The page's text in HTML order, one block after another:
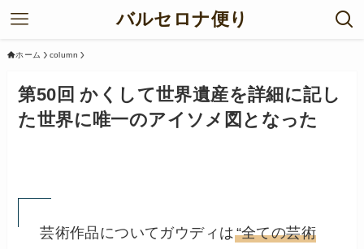
バルセロナ便り
ホーム column
第50回 かくして世界遺産を詳細に記し
た世界に唯一のアイソメ図となった
芸術作品についてガウディは“全ての芸術